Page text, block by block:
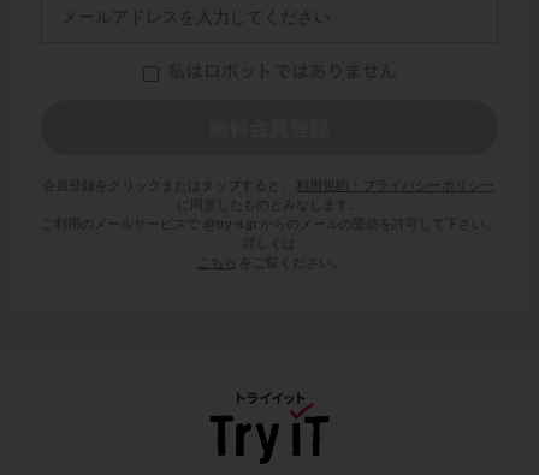
会員登録をクリックまたはタップすると、
利用規約・プライバシーポリシー
に同意したものとみなします。
ご利用のメールサービスで @try-it.jp からのメールの受信を許可して下さい。
詳しくは
こちら
をご覧ください。